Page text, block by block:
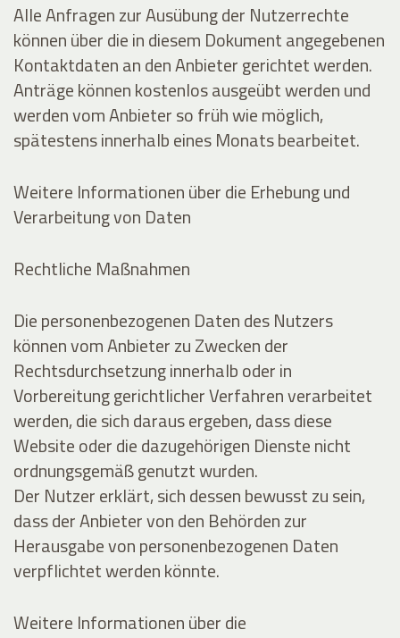
Alle Anfragen zur Ausübung der Nutzerrechte
können über die in diesem Dokument angegebenen
Kontaktdaten an den Anbieter gerichtet werden.
Anträge können kostenlos ausgeübt werden und
werden vom Anbieter so früh wie möglich,
spätestens innerhalb eines Monats bearbeitet.
Weitere Informationen über die Erhebung und
Verarbeitung von Daten
Rechtliche Maßnahmen
Die personenbezogenen Daten des Nutzers
können vom Anbieter zu Zwecken der
Rechtsdurchsetzung innerhalb oder in
Vorbereitung gerichtlicher Verfahren verarbeitet
werden, die sich daraus ergeben, dass diese
Website oder die dazugehörigen Dienste nicht
ordnungsgemäß genutzt wurden.
Der Nutzer erklärt, sich dessen bewusst zu sein,
dass der Anbieter von den Behörden zur
Herausgabe von personenbezogenen Daten
verpflichtet werden könnte.
Weitere Informationen über die